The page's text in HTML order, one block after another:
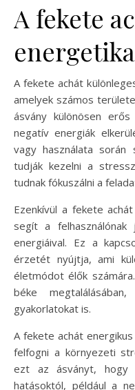
A fekete
A fekete achát
amelyek számos
ásvány különösen
negatív energiák
vagy használata során
tudják kezelni a
tudnak fókuszálni a
Ezenkívül a fekete
segít a felhasználónak
energiáival. Ez a
érzetét nyújtja, ami
életmódot élők
béke
gyakorlatokat is.
A fekete achát
felfogni a környezeti
ezt az ásványt, hogy
hatásoktól, például a